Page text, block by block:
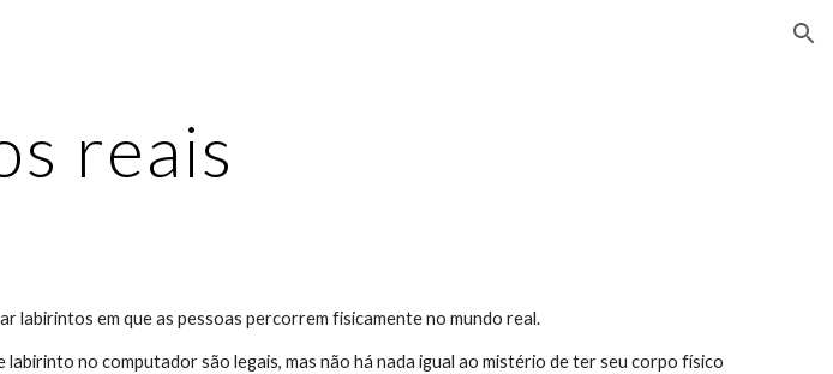
reais
labirintos em que as pessoas percorrem fisicamente no mundo real.
no computador são legais, mas não há nada igual ao mistério de ter seu corpo físico